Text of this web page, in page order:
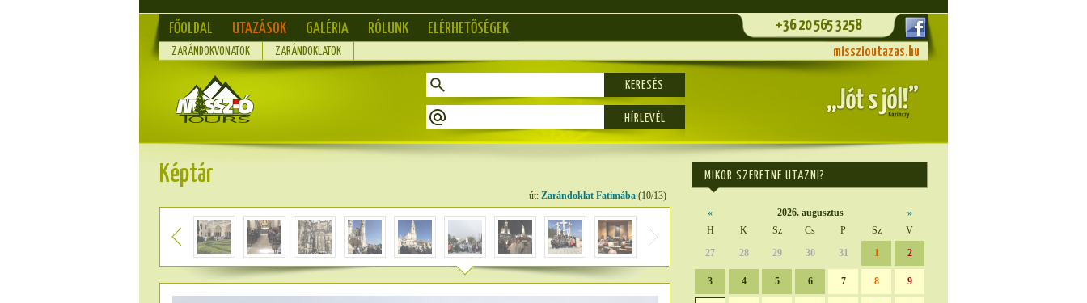
FŐOLDAL UTAZÁSOK GALÉRIA RÓLUNK ELÉRHETŐSÉGEK +36 20 565 3258
ZARÁNDOKVONATOK ZARÁNDOKLATOK misszioutazas.hu
KERESÉS
Képtár
út: Zarándoklat Fatimába (10/13)
MIKOR SZERETNE UTAZNI?
« 2026. augusztus
»
H
K Sz Cs P Sz
V
27
28 29 30 31 1 2
3 4 5 6 7 8 9